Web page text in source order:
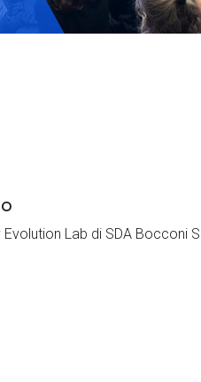
Tickets
Lab di SDA Bocconi